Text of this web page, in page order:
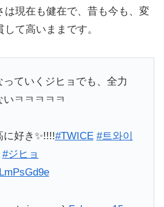
は現在も健在で、昔も今も、変
て高いままです。
っていくジヒョでも、全力
ㅋㅋㅋㅋㅋ
好き✨!!!!#TWICE #트와이
#ジヒョ